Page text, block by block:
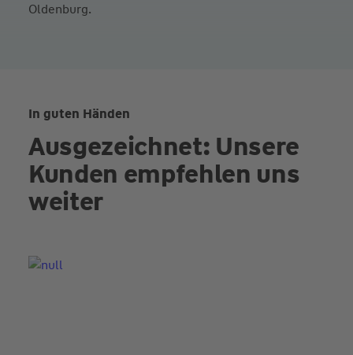
Oldenburg.
In guten Händen
Ausgezeichnet: Unsere
Kunden empfehlen uns
weiter